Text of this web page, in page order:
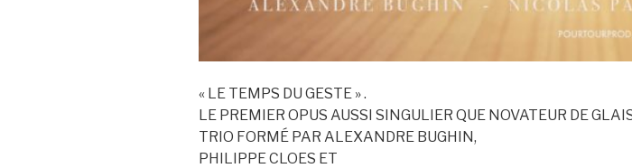
« LE TEMPS DU GESTE » .
LE PREMIER OPUS AUSSI SINGULIER QUE NOVATEUR DE
TRIO FORMÉ PAR ALEXANDRE BUGHIN,
PHILIPPE CLOES ET